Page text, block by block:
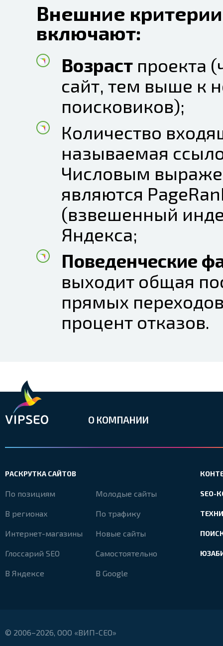
Внешние
включают:
Возраст проекта
сайт, тем выше к
поисковиков);
Количество
называемая
Числовым
являются
(взвешенный
Яндекса;
Поведенческие
выходит общая
прямых
процент отказов.
О КОМПАНИИ
РАСКРУТКА САЙТОВ
По позициям Молодые сайты
В регионах По трафику
Интернет-магазины Новые сайты
Глоссарий SEO Самостоятельно
В Яндексе В Google
SEO-
© 2006–2026, ООО «ВИП-СЕО»